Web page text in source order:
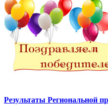
Результаты Региональной